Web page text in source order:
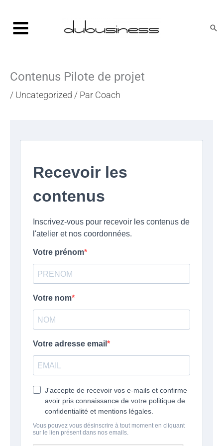
contenu
Contenus Pilote de projet
/ Uncategorized / Par Coach